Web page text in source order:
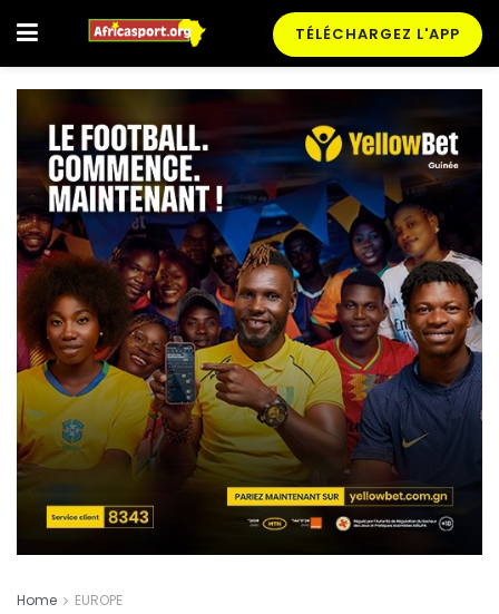
TÉLÉCHARGEZ L'APP
Home EUROPE